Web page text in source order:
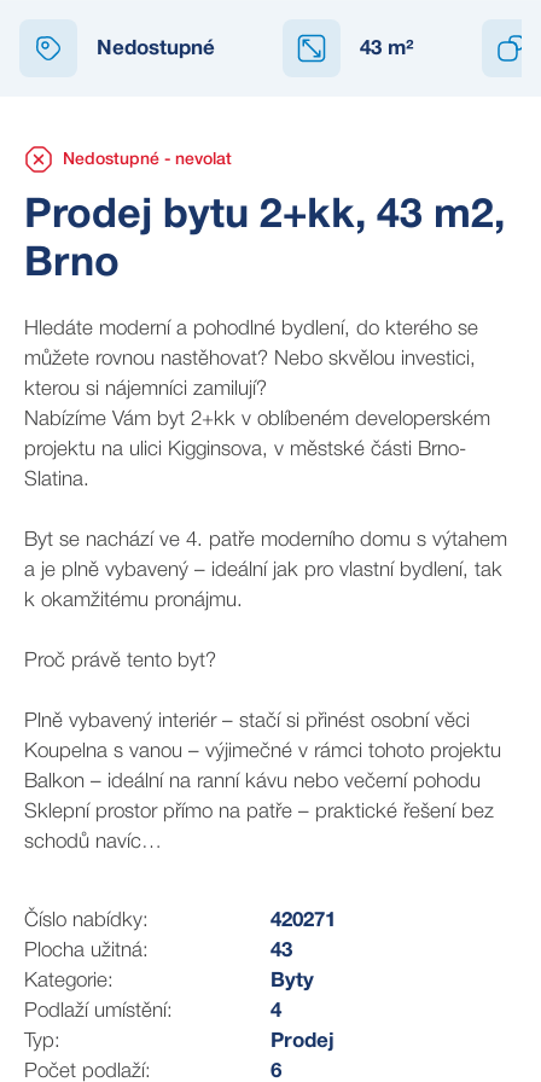
Nedostupné 43 m²
Nedostupné - nevolat
Prodej bytu 2+kk, 43 m2,
Brno
Hledáte moderní a pohodlné bydlení, do kterého se
můžete rovnou nastěhovat? Nebo skvělou investici,
kterou si nájemníci zamilují?
Nabízíme Vám byt 2+kk v oblíbeném developerském
projektu na ulici Kigginsova, v městské části Brno-
Slatina.
Byt se nachází ve 4. patře moderního domu s výtahem
a je plně vybavený – ideální jak pro vlastní bydlení, tak
k okamžitému pronájmu.
Proč právě tento byt?
Plně vybavený interiér – stačí si přinést osobní věci
Koupelna s vanou – výjimečné v rámci tohoto projektu
Balkon – ideální na ranní kávu nebo večerní pohodu
Sklepní prostor přímo na patře – praktické řešení bez
schodů navíc
Lokalita:
Kigginsova je klidná a příjemná ulice v rámci moderní
čtvrti s kompletní občanskou vybaveností – v
docházkové vzdálenosti najdete obchody, kavárny i
dětské zábavní centrum, ideální pro mladé rodiny.
Číslo nabídky:
420271
Plocha užitná:
43
Kategorie:
Byty
Podlaží umístění:
4
Typ:
Prodej
Počet podlaží:
6